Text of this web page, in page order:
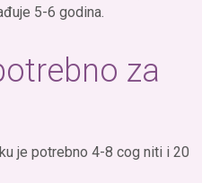
5-6 godina.
za
je potrebno 4-8 cog niti i 20